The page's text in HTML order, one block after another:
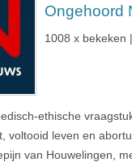
Ongehoord
1008 x bekeken
ethische
voltooid leven en
van Houwelingen,